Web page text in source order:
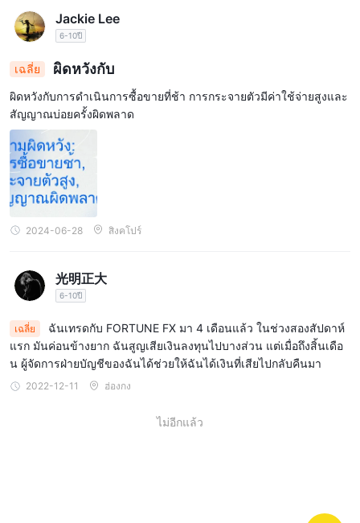
VISA คิดค่าธรรมเนียม 6%, $100 ผ่าน MasterCard
สำหรับค่าธรรมเนียมการถอน การถอนผ่าน Neteller, Skrill,
จำนวนหนึ่งจะถูกเรียกเก็บผ่านการโอนเงินผ่านธนาคาร 100 เรียกเก็บ
ผ่าน MasterCard
ระยะเวลาในการดำเนินการจะแตกต่างกันไปขึ้นอยู่กับวิธีการชำระเงิน
ต่างๆ
สนับสนุนลูกค้า
ผู้ค้าสามารถติดต่อได้ที่ FORTUNE FX เกี่ยวกับคำถามหรือข้อกังวลใด
ๆ ที่พวกเขาอาจมีเกี่ยวกับบัญชีหรือการซื้อขายของพวกเขาด้วยวิธีการ
วอทส์แอพ
อีเมล: info@fortunefx.com
ที่อยู่บริษัทจดทะเบียน: 71-75 SHELTON STREET, LONDON,
หรือคุณสามารถติดตามโบรกเกอร์นี้ได้ในบางแพลตฟอร์มโซเชียลมี
เดีย เช่น Facebook, Instagram, Twitter และ Linkedin, Youtube,
Telegram และอีกมากมาย
คำเตือนความเสี่ยง
Forex และ CFD เป็นตราสารที่ซับซ้อนและมีความเสี่ยงสูงในการสูญ
ข้อมูลที่นำเสนอในบทความนี้มีวัตถุประสงค์เพื่อการอ้างอิงเท่านั้น
Jackie Lee
6-10ปี
เฉลี่ย ผิดหวังกับ
ผิดหวังกับการดำเนินการซื้อขายที่ช้า การกระจายตัวมีค่าใช้จ่ายสูงและ
สัญญาณบ่อยครั้งผิดพลาด
2024-06-28 สิงคโปร์
光明正大
6-10ปี
เฉลี่ย
ฉันเทรดกับ FORTUNE FX มา 4 เดือนแล้ว ในช่วงสองสัปดาห์
แรก มันค่อนข้างยาก ฉันสูญเสียเงินลงทุนไปบางส่วน แต่เมื่อถึงสิ้นเดือ
น ผู้จัดการฝ่ายบัญชีของฉันได้ช่วยให้ฉันได้เงินที่เสียไปกลับคืนมา
2022-12-11 ฮ่องกง
ไม่อีกแล้ว